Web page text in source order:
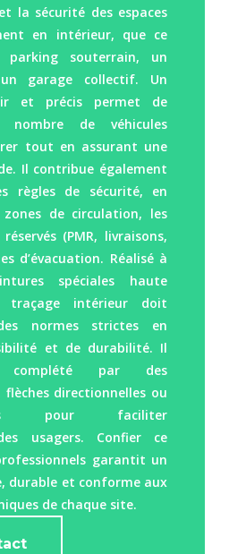
la sécurité des espaces
en intérieur, que ce
souterrain, un
garage collectif. Un
et précis permet de
nombre de véhicules
tout en assurant une
Il contribue également
règles de sécurité, en
de circulation, les
(PMR, livraisons,
d’évacuation. Réalisé à
spéciales haute
traçage intérieur doit
normes strictes en
et de durabilité. Il
par des
directionnelles ou
pour faciliter
usagers. Confier ce
garantit un
durable et conforme aux
de chaque site.